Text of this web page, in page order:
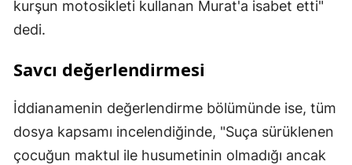
kurşun motosikleti kullanan Murat'a isabet etti"
dedi.
Savcı değerlendirmesi
İddianamenin değerlendirme bölümünde ise, tüm
dosya kapsamı incelendiğinde, "Suça sürüklenen
çocuğun maktul ile husumetinin olmadığı ancak